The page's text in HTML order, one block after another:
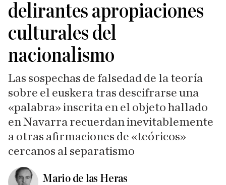
delirantes apropiaciones
culturales del
nacionalismo
Las sospechas de falsedad de la teoría
sobre el euskera tras descifrarse una
«palabra» inscrita en el objeto hallado
en Navarra recuerdan inevitablemente
a otras afirmaciones de «teóricos»
cercanos al separatismo
Mario de las Heras